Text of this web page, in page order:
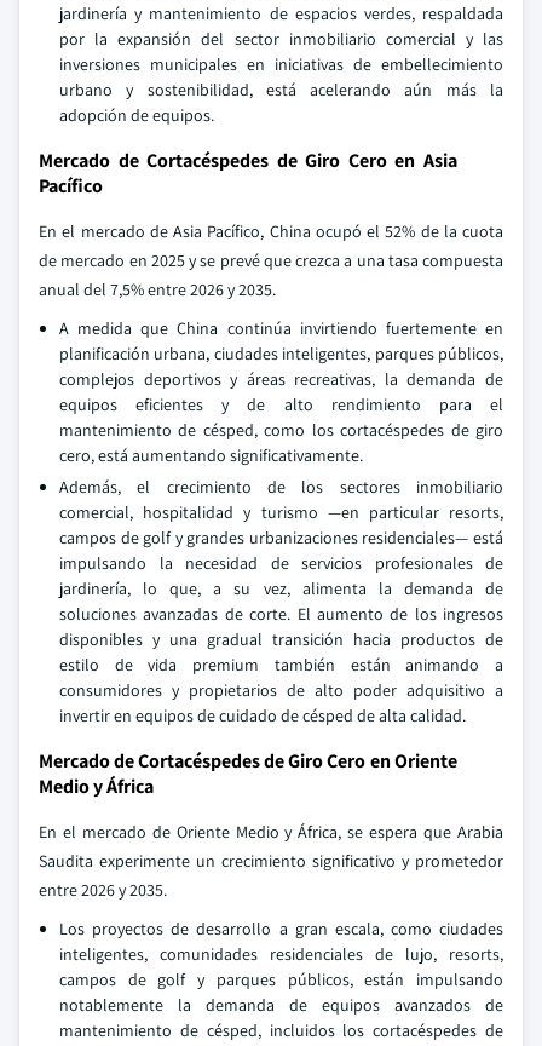
jardinería y mantenimiento de espacios verdes, respaldada
por la expansión del sector inmobiliario comercial y las
inversiones municipales en iniciativas de embellecimiento
urbano y sostenibilidad, está acelerando aún más la
adopción de equipos.
Mercado de Cortacéspedes de Giro Cero en Asia
Pacífico
En el mercado de Asia Pacífico, China ocupó el 52% de la cuota
de mercado en 2025 y se prevé que crezca a una tasa compuesta
anual del 7,5% entre 2026 y 2035.
A medida que China continúa invirtiendo fuertemente en
planificación urbana, ciudades inteligentes, parques públicos,
complejos deportivos y áreas recreativas, la demanda de
equipos eficientes y de alto rendimiento para el
mantenimiento de césped, como los cortacéspedes de giro
cero, está aumentando significativamente.
Además, el crecimiento de los sectores inmobiliario
comercial, hospitalidad y turismo —en particular resorts,
campos de golf y grandes urbanizaciones residenciales— está
impulsando la necesidad de servicios profesionales de
jardinería, lo que, a su vez, alimenta la demanda de
soluciones avanzadas de corte. El aumento de los ingresos
disponibles y una gradual transición hacia productos de
estilo de vida premium también están animando a
consumidores y propietarios de alto poder adquisitivo a
invertir en equipos de cuidado de césped de alta calidad.
Mercado de Cortacéspedes de Giro Cero en Oriente
Medio y África
En el mercado de Oriente Medio y África, se espera que Arabia
Saudita experimente un crecimiento significativo y prometedor
entre 2026 y 2035.
Los proyectos de desarrollo a gran escala, como ciudades
inteligentes, comunidades residenciales de lujo, resorts,
campos de golf y parques públicos, están impulsando
notablemente la demanda de equipos avanzados de
mantenimiento de césped, incluidos los cortacéspedes de